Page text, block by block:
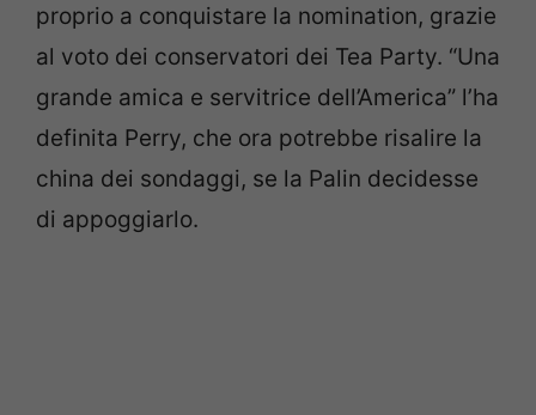
proprio a conquistare la nomination, grazie
al voto dei conservatori dei Tea Party. “Una
grande amica e servitrice dell’America” l’ha
definita Perry, che ora potrebbe risalire la
china dei sondaggi, se la Palin decidesse
di appoggiarlo.